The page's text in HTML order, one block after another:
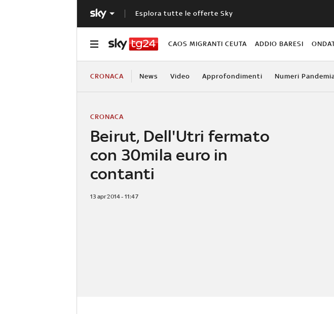
Esplora tutte le offerte Sky
CAOS MIGRANTI CEUTA ADDIO BARESI
CRONACA News Video Approfondimenti Numeri
Beirut, Dell'Utri fermato
con 30mila euro in
contanti
CRONACA
13 apr 2014 - 11:47